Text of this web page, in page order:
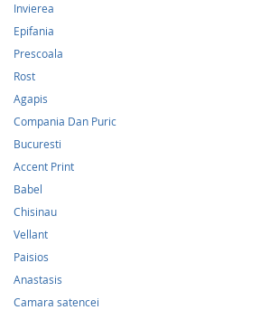
Invierea
Epifania
Prescoala
Rost
Agapis
Compania Dan Puric
Bucuresti
Accent Print
Babel
Chisinau
Vellant
Paisios
Anastasis
Camara satencei